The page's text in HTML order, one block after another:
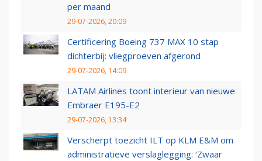
per maand
29-07-2026, 20:09
Certificering Boeing 737 MAX 10 stap
dichterbij: vliegproeven afgerond
29-07-2026, 14:09
LATAM Airlines toont interieur van nieuwe
Embraer E195-E2
29-07-2026, 13:34
Verscherpt toezicht ILT op KLM E&M om
administratieve verslaglegging: ‘Zwaar